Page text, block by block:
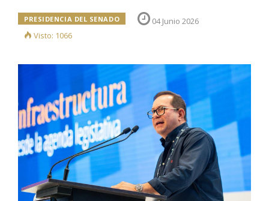
PRESIDENCIA DEL SENADO
04 Junio 2026
Visto: 1066